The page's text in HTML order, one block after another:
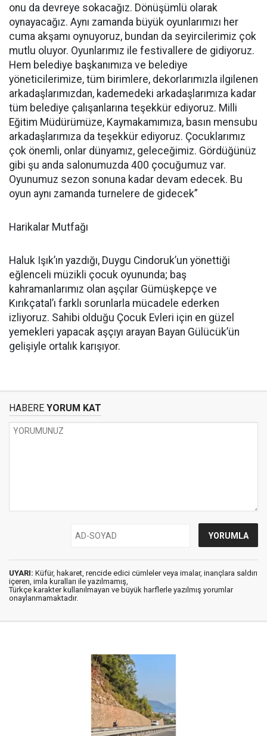
onu da devreye sokacağız. Dönüşümlü olarak
oynayacağız. Aynı zamanda büyük oyunlarımızı her
cuma akşamı oynuyoruz, bundan da seyircilerimiz çok
mutlu oluyor. Oyunlarımız ile festivallere de gidiyoruz.
Hem belediye başkanımıza ve belediye
yöneticilerimize, tüm birimlere, dekorlarımızla ilgilenen
arkadaşlarımızdan, kademedeki arkadaşlarımıza kadar
tüm belediye çalışanlarına teşekkür ediyoruz. Milli
Eğitim Müdürümüze, Kaymakamımıza, basın mensubu
arkadaşlarımıza da teşekkür ediyoruz. Çocuklarımız
çok önemli, onlar dünyamız, geleceğimiz. Gördüğünüz
gibi şu anda salonumuzda 400 çocuğumuz var.
Oyunumuz sezon sonuna kadar devam edecek. Bu
oyun aynı zamanda turnelere de gidecek”
Harikalar Mutfağı
Haluk Işık’ın yazdığı, Duygu Cindoruk’un yönettiği
eğlenceli müzikli çocuk oyununda; baş
kahramanlarımız olan aşçılar Gümüşkepçe ve
Kırıkçatal’ı farklı sorunlarla mücadele ederken
izliyoruz. Sahibi olduğu Çocuk Evleri için en güzel
yemekleri yapacak aşçıyı arayan Bayan Gülücük’ün
gelişiyle ortalık karışıyor.
HABERE YORUM KAT
UYARI: Küfür, hakaret, rencide edici cümleler veya imalar, inançlara saldırı
içeren, imla kuralları ile yazılmamış,
Türkçe karakter kullanılmayan ve büyük harflerle yazılmış yorumlar
onaylanmamaktadır.